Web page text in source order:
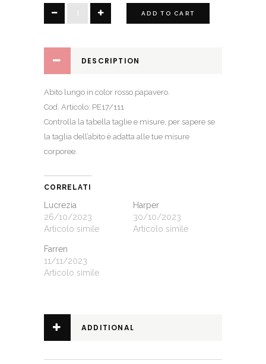
Poppy
quantity
ADD TO CART
DESCRIPTION
Abito lungo in color rosso papavero.
Cod. Articolo: PE17/111
Controlla la tabella taglie e misure, per sapere se
la taglia dell’abito è adatta alle tue misure
corporee.
CORRELATI
Lucrezia
26/10/2023
Articolo simile
Harper
30/10/2023
Articolo simile
Farren
11/11/2023
Articolo simile
ADDITIONAL